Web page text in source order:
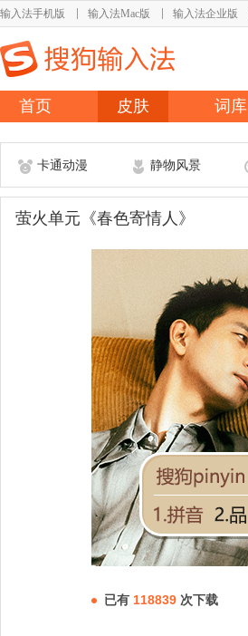
输入法手机版 输入法Mac版 输入法企业版
首页 皮肤 词库
卡通动漫 静物风景
萤火单元《春色寄情人》
已有 118839 次下载